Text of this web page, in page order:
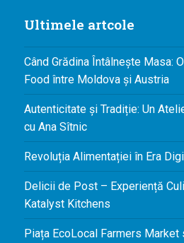
Ultimele artcole
Când Grădina Întâlnește Masa:
Food între Moldova și Austria
Autenticitate și Tradiție: Un
cu Ana Sîtnic
Revoluția Alimentației în Era
Delicii de Post – Experiență
Katalyst Kitchens
Piața EcoLocal Farmers